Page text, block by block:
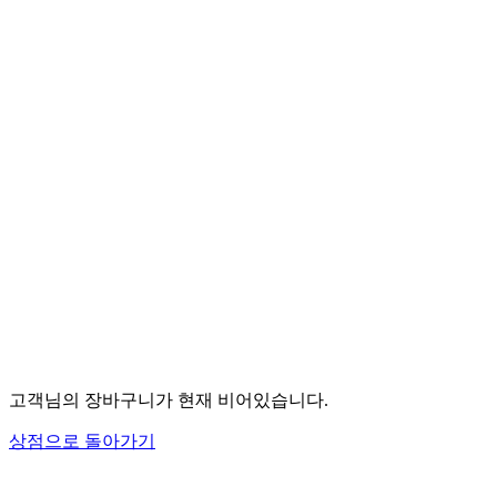
고객님의 장바구니가 현재 비어있습니다.
상점으로 돌아가기